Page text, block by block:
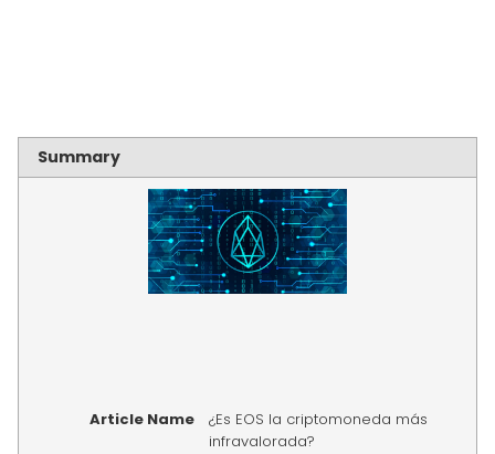
Summary
Article Name
¿Es EOS la criptomoneda más
infravalorada?